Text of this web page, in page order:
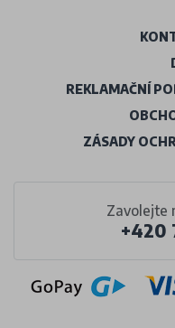
Zavolejte
+420
REKLAMAČNÍ
ZÁSADY